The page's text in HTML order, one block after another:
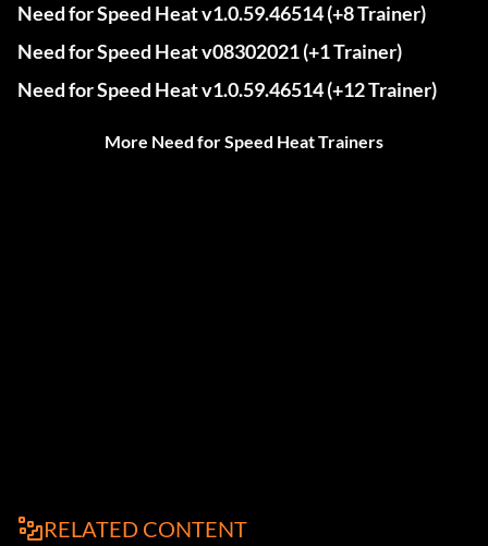
Need for Speed Heat v1.0.59.46514 (+8 Trainer)
Need for Speed Heat v08302021 (+1 Trainer)
Need for Speed Heat v1.0.59.46514 (+12 Trainer)
More Need for Speed Heat Trainers
RELATED CONTENT